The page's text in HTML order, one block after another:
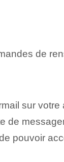
de
sur votre
de
pouvoir